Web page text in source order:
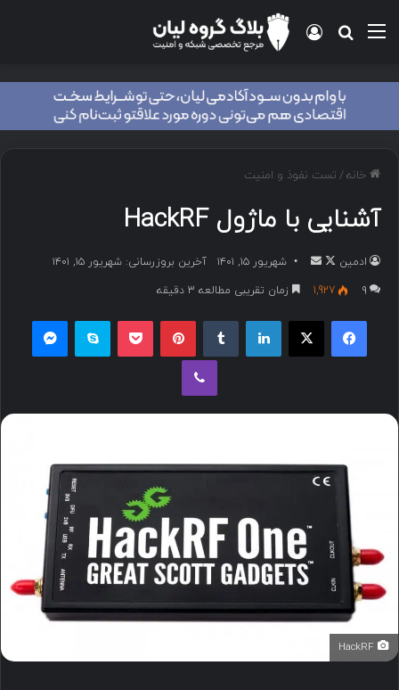
خانه/ تست نفوذ و امنیت
آشنایی با ماژول HackRF
ادمین شهریور ۱۵, ۱۴۰۱
آخرین بروزرسانی: شهریور ۱۵, ۱۴۰۱
۹
1,927 زمان تقریبی مطالعه 3 دقیقه